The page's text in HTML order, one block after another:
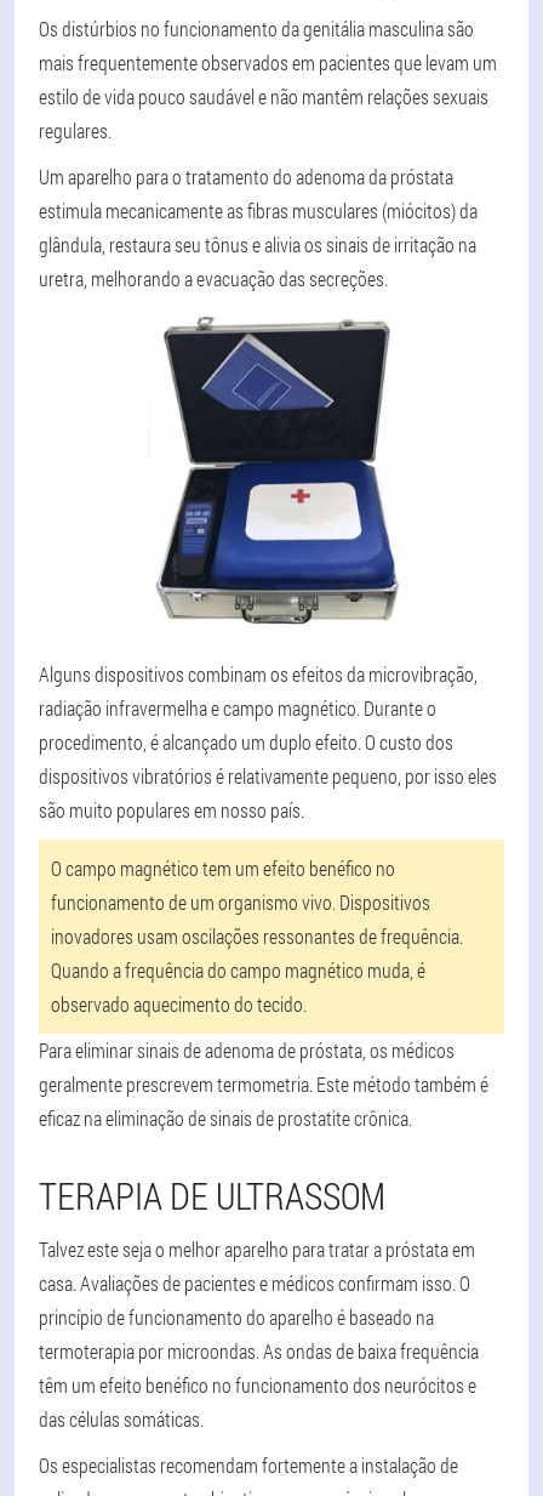
Os distúrbios no funcionamento da genitália masculina são
mais frequentemente observados em pacientes que levam um
estilo de vida pouco saudável e não mantêm relações sexuais
regulares.
Um aparelho para o tratamento do adenoma da próstata
estimula mecanicamente as fibras musculares (miócitos) da
glândula, restaura seu tônus e alivia os sinais de irritação na
uretra, melhorando a evacuação das secreções.
Alguns dispositivos combinam os efeitos da microvibração,
radiação infravermelha e campo magnético. Durante o
procedimento, é alcançado um duplo efeito. O custo dos
dispositivos vibratórios é relativamente pequeno, por isso eles
são muito populares em nosso país.
O campo magnético tem um efeito benéfico no
funcionamento de um organismo vivo. Dispositivos
inovadores usam oscilações ressonantes de frequência.
Quando a frequência do campo magnético muda, é
observado aquecimento do tecido.
Para eliminar sinais de adenoma de próstata, os médicos
geralmente prescrevem termometria. Este método também é
eficaz na eliminação de sinais de prostatite crônica.
TERAPIA DE ULTRASSOM
Talvez este seja o melhor aparelho para tratar a próstata em
casa. Avaliações de pacientes e médicos confirmam isso. O
princípio de funcionamento do aparelho é baseado na
termoterapia por microondas. As ondas de baixa frequência
têm um efeito benéfico no funcionamento dos neurócitos e
das células somáticas.
Os especialistas recomendam fortemente a instalação de